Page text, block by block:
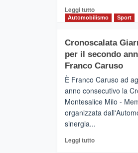
tour
tra
vicoli
medievali
Leggi tuttoLeggi
di
Mondello
(Palermo)
–
adesso
Pasta
–
La
Dente”,
Automobilismo Sport
Cronoscalata
per il secondo
Franco Caruso
È Franco Caruso ad
anno consecutivo la
Montesalice Milo -
organizzata
sinergia...
Leggi tuttoLeggi